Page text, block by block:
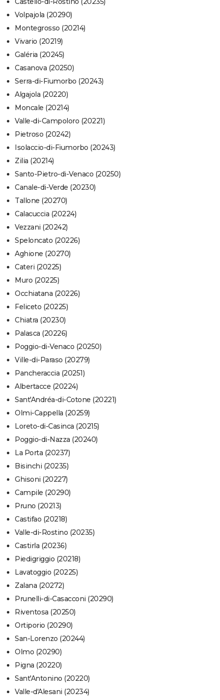
Volpajola (20290)
Montegrosso (20214)
Vivario (20219)
Galéria (20245)
Casanova (20250)
Serra-di-Fiumorbo (20243)
Algajola (20220)
Moncale (20214)
Valle-di-Campoloro (20221)
Pietroso (20242)
Isolaccio-di-Fiumorbo (20243)
Zilia (20214)
Santo-Pietro-di-Venaco (20250)
Canale-di-Verde (20230)
Tallone (20270)
Calacuccia (20224)
Vezzani (20242)
Speloncato (20226)
Aghione (20270)
Cateri (20225)
Muro (20225)
Occhiatana (20226)
Feliceto (20225)
Chiatra (20230)
Palasca (20226)
Poggio-di-Venaco (20250)
Ville-di-Paraso (20279)
Pancheraccia (20251)
Albertacce (20224)
Sant'Andréa-di-Cotone (20221)
Olmi-Cappella (20259)
Loreto-di-Casinca (20215)
Poggio-di-Nazza (20240)
La Porta (20237)
Bisinchi (20235)
Ghisoni (20227)
Campile (20290)
Pruno (20213)
Castifao (20218)
Valle-di-Rostino (20235)
Castirla (20236)
Piedigriggio (20218)
Lavatoggio (20225)
Zalana (20272)
Prunelli-di-Casacconi (20290)
Riventosa (20250)
Ortiporio (20290)
San-Lorenzo (20244)
Olmo (20290)
Pigna (20220)
Sant'Antonino (20220)
Valle-d'Alesani (20234)